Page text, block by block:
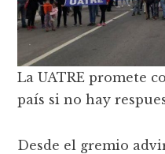
La UATRE promete
país si no hay
Desde el gremio